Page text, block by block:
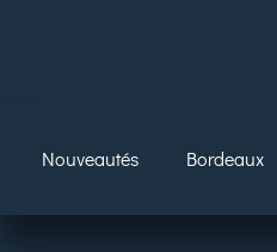
Nouveautés Bordeaux